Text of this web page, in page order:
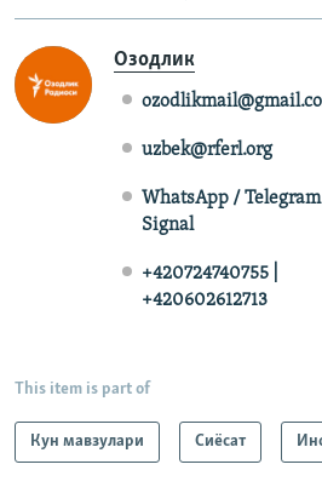
Озодлик
uzbek@rferl.org
WhatsApp /
Signal
+420724740755 |
+420602612713
This item is part of
Кун мавзулари Сиёсат